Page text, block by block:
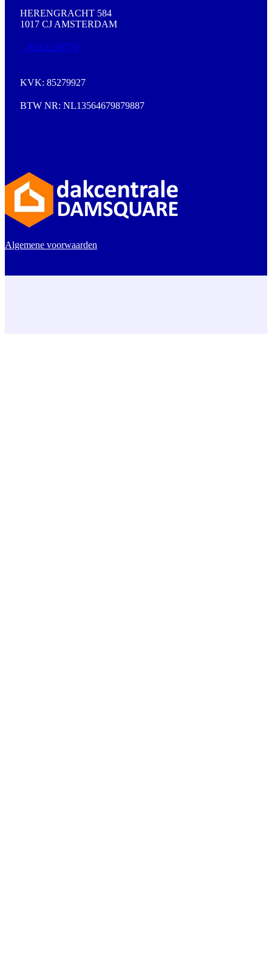
HERENGRACHT 584
1017 CJ AMSTERDAM
020 2136776
KVK: 85279927
BTW NR: NL13564679879887
Algemene voorwaarden